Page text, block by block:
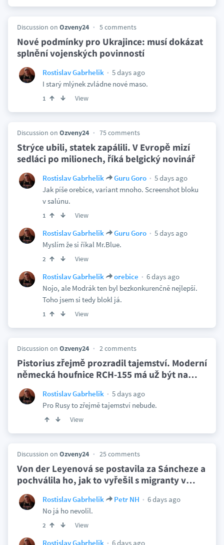
Discussion on Ozveny24 5 comments
Nové podmínky pro Ukrajince: musí dokázat
splnění vojenských povinností
Rostislav Gabrhelik
5 days ago
I starý mlýnek zvládne nové maso.
1 View
Discussion on Ozveny24 75 comments
Strýce ubili, statek zapálili. V Evropě mizí
sedláci po milionech, říká belgický novinář
Rostislav Gabrhelik Guru Goro
5 days ago
Jak píše orebice, variant mnoho. Screenshot bloku
v salúnu.
1 View
Rostislav Gabrhelik Guru Goro
5 days ago
Myslím že si říkal Mr.Blue.
2 View
Rostislav Gabrhelik orebice
6 days ago
Nojo, ale Modrák ten byl bezkonkurenčně nejlepší.
Toho jsem si tedy blokl já.
1 View
Discussion on Ozveny24 2 comments
Pistorius zřejmě prozradil tajemství. Moderní
německá houfnice RCH-155 má už být na…
Rostislav Gabrhelik
5 days ago
Pro Rusy to zřejmě tajemství nebude.
View
Discussion on Ozveny24 25 comments
Von der Leyenová se postavila za Sáncheze a
pochválila ho, jak to vyřešil s migranty v…
Rostislav Gabrhelik Petr NH
6 days ago
No já ho nevolil.
2 View
Rostislav Gabrhelik 6 days ago